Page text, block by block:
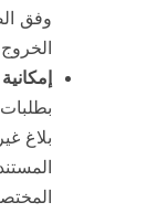
وفق
الخروج
بلاغ